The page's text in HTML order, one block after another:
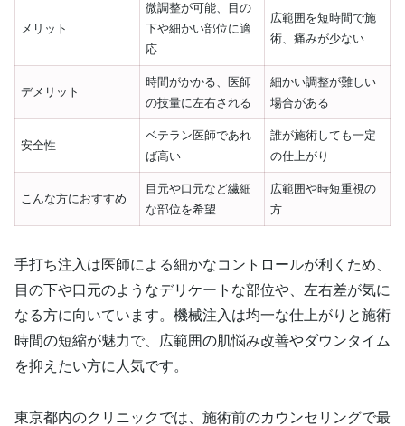
メリット
微調整が可能、目の
下や細かい部位に適
応
広範囲を短時間で施
術、痛みが少ない
デメリット
時間がかかる、医師
の技量に左右される
細かい調整が難しい
場合がある
安全性
ベテラン医師であれ
ば高い
誰が施術しても一定
の仕上がり
こんな方におすすめ
目元や口元など繊細
な部位を希望
広範囲や時短重視の
方
手打ち注入は医師による細かなコントロールが利くため、
目の下や口元のようなデリケートな部位や、左右差が気に
なる方に向いています。機械注入は均一な仕上がりと施術
時間の短縮が魅力で、広範囲の肌悩み改善やダウンタイム
を抑えたい方に人気です。
東京都内のクリニックでは、施術前のカウンセリングで最